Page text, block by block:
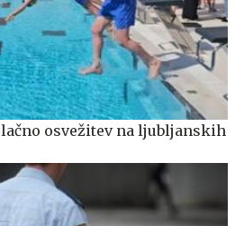
osvežitev na ljubljanskih